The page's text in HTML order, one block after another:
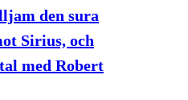
den sura
Sirius, och
med Robert